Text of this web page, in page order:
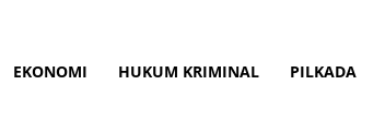
EKONOMI HUKUM KRIMINAL PILKADA